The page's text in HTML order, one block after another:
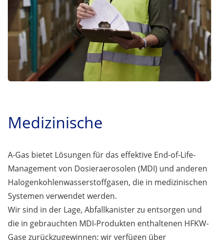
Medizinische
A-Gas bietet Lösungen für das effektive End-of-Life-
Management von Dosieraerosolen (MDI) und anderen
Halogenkohlenwasserstoffgasen, die in medizinischen
Systemen verwendet werden.
Wir sind in der Lage, Abfallkanister zu entsorgen und
die in gebrauchten MDI-Produkten enthaltenen HFKW-
Gase zurückzugewinnen; wir verfügen über